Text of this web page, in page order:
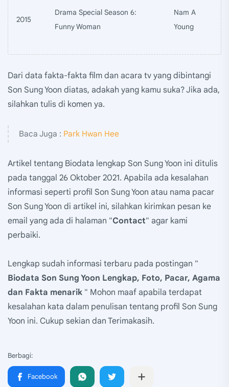
2015
Drama Special Season 6:
Funny Woman
Nam A
Young
Dari data fakta-fakta film dan acara tv yang dibintangi
Son Sung Yoon diatas, adakah yang kamu suka? Jika ada,
silahkan tulis di komen ya.
Baca Juga : Park Hwan Hee
Artikel tentang Biodata lengkap Son Sung Yoon ini ditulis
pada tanggal 26 Oktober 2021. Apabila ada kesalahan
informasi seperti profil Son Sung Yoon atau nama pacar
Son Sung Yoon di artikel ini, silahkan kirimkan pesan ke
email yang ada di halaman "Contact" agar kami
perbaiki.
Lengkap sudah informasi terbaru pada postingan "
Biodata Son Sung Yoon Lengkap, Foto, Pacar, Agama
dan Fakta menarik " Mohon maaf apabila terdapat
kesalahan kata dalam penulisan tentang profil Son Sung
Yoon ini. Cukup sekian dan Terimakasih.